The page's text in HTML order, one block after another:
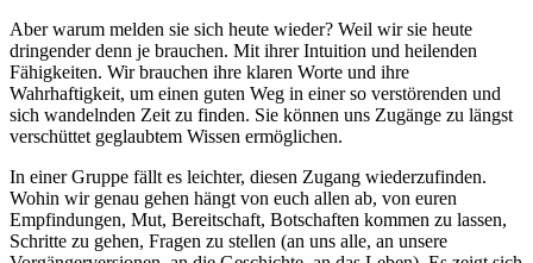
Aber warum melden sie sich heute wieder? Weil wir sie heute
dringender denn je brauchen. Mit ihrer Intuition und heilenden
Fähigkeiten. Wir brauchen ihre klaren Worte und ihre
Wahrhaftigkeit, um einen guten Weg in einer so verstörenden und
sich wandelnden Zeit zu finden. Sie können uns Zugänge zu längst
verschüttet geglaubtem Wissen ermöglichen.
In einer Gruppe fällt es leichter, diesen Zugang wiederzufinden.
Wohin wir genau gehen hängt von euch allen ab, von euren
Empfindungen, Mut, Bereitschaft, Botschaften kommen zu lassen,
Schritte zu gehen, Fragen zu stellen (an uns alle, an unsere